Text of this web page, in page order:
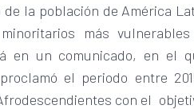
la población de América
más
en un comunicado, en el
el periodo entre
con el